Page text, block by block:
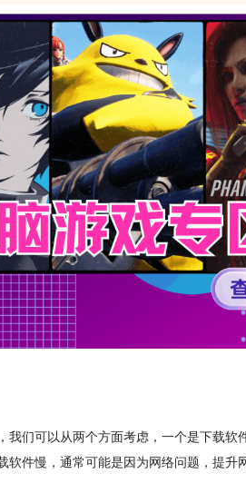
我们可以从两个方面考虑，一个是下载
软件慢，通常可能是因为网络问题，提